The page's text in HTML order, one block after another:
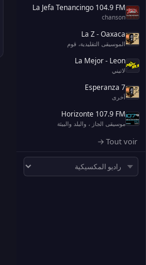
La Jefa Tenancingo 104.9 FM
chanson
La Z - Oaxaca
الموسيقى التقليدية، قوم
La Mejor - Leon
لاتيني
Esperanza 7
أخرى
Horizonte 107.9 FM
موسيقى الجاز ، والبلد والبيئة
Tout voir →